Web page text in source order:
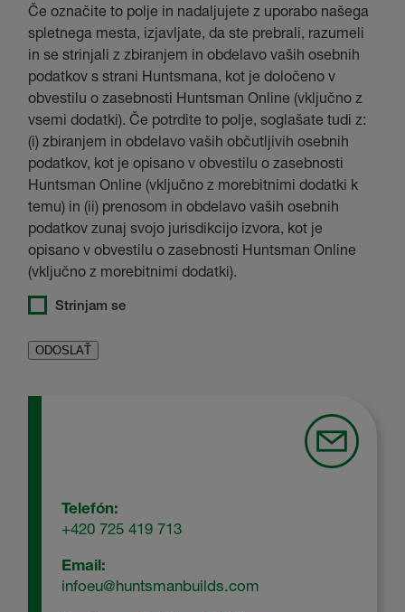
Če označite to polje in nadaljujete z uporabo našega
spletnega mesta, izjavljate, da ste prebrali, razumeli
in se strinjali z zbiranjem in obdelavo vaših osebnih
podatkov s strani Huntsmana, kot je določeno v
obvestilu o zasebnosti Huntsman Online (vključno z
vsemi dodatki). Če potrdite to polje, soglašate tudi z:
(i) zbiranjem in obdelavo vaših občutljivih osebnih
podatkov, kot je opisano v obvestilu o zasebnosti
Huntsman Online (vključno z morebitnimi dodatki k
temu) in (ii) prenosom in obdelavo vaših osebnih
podatkov zunaj svojo jurisdikcijo izvora, kot je
opisano v obvestilu o zasebnosti Huntsman Online
(vključno z morebitnimi dodatki).
Strinjam se
Telefón:
+420 725 419 713
Email:
infoeu@huntsmanbuilds.com